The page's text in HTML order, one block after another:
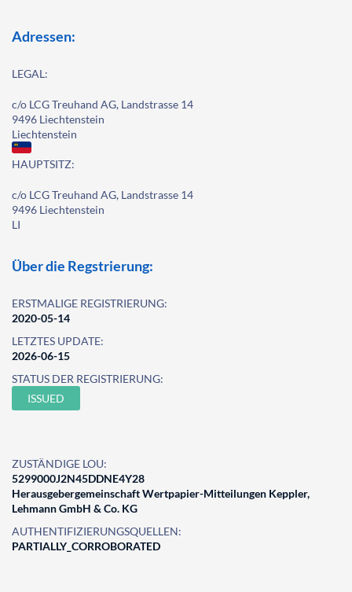
Adressen:
LEGAL:
c/o LCG Treuhand AG, Landstrasse 14
9496 Liechtenstein
Liechtenstein
HAUPTSITZ:
c/o LCG Treuhand AG, Landstrasse 14
9496 Liechtenstein
LI
Über die Regstrierung:
ERSTMALIGE REGISTRIERUNG:
2020-05-14
LETZTES UPDATE:
2026-06-15
STATUS DER REGISTRIERUNG:
ISSUED
ZUSTÄNDIGE LOU:
5299000J2N45DDNE4Y28
Herausgebergemeinschaft Wertpapier-Mitteilungen Keppler,
Lehmann GmbH & Co. KG
AUTHENTIFIZIERUNGSQUELLEN:
PARTIALLY_CORROBORATED